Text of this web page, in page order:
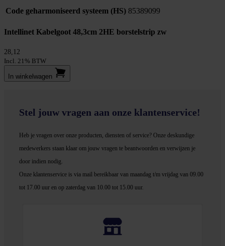
Code geharmoniseerd systeem (HS) 85389099
Intellinet Kabelgoot 48,3cm 2HE borstelstrip zw
28,12
Incl. 21% BTW
In winkel­wagen
Stel jouw vragen aan onze klantenservice!
Heb je vragen over onze producten, diensten of service? Onze deskundige
medewerkers staan klaar om jouw vragen te beantwoorden en verwijzen je
door indien nodig.
Onze klantenservice is via mail bereikbaar van maandag t/m vrijdag van 09.00
tot 17.00 uur en op zaterdag van 10.00 tot 15.00 uur.